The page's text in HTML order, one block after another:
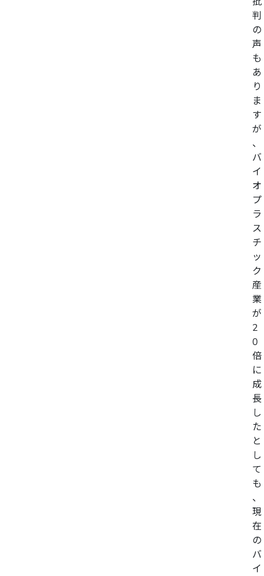
判
の
声
も
あ
り
ま
す
が
、
バ
イ
オ
プ
ラ
ス
チ
ッ
ク
産
業
が
2
0
倍
に
成
長
し
た
と
し
て
も
、
現
在
の
バ
イ